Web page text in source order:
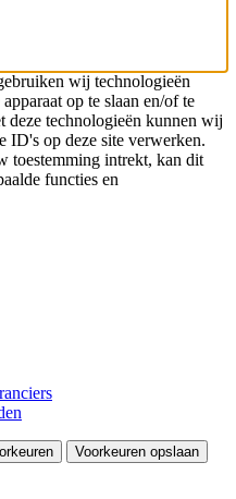
wij technologieën
op te slaan en/of te
deze technologieën kunnen wij
ID's op deze site verwerken.
toestemming intrekt, kan dit
functies en
Voorkeuren opslaan